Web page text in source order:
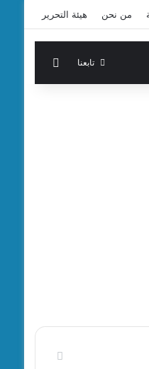
من نحن هيئة التحرير
تابعنا